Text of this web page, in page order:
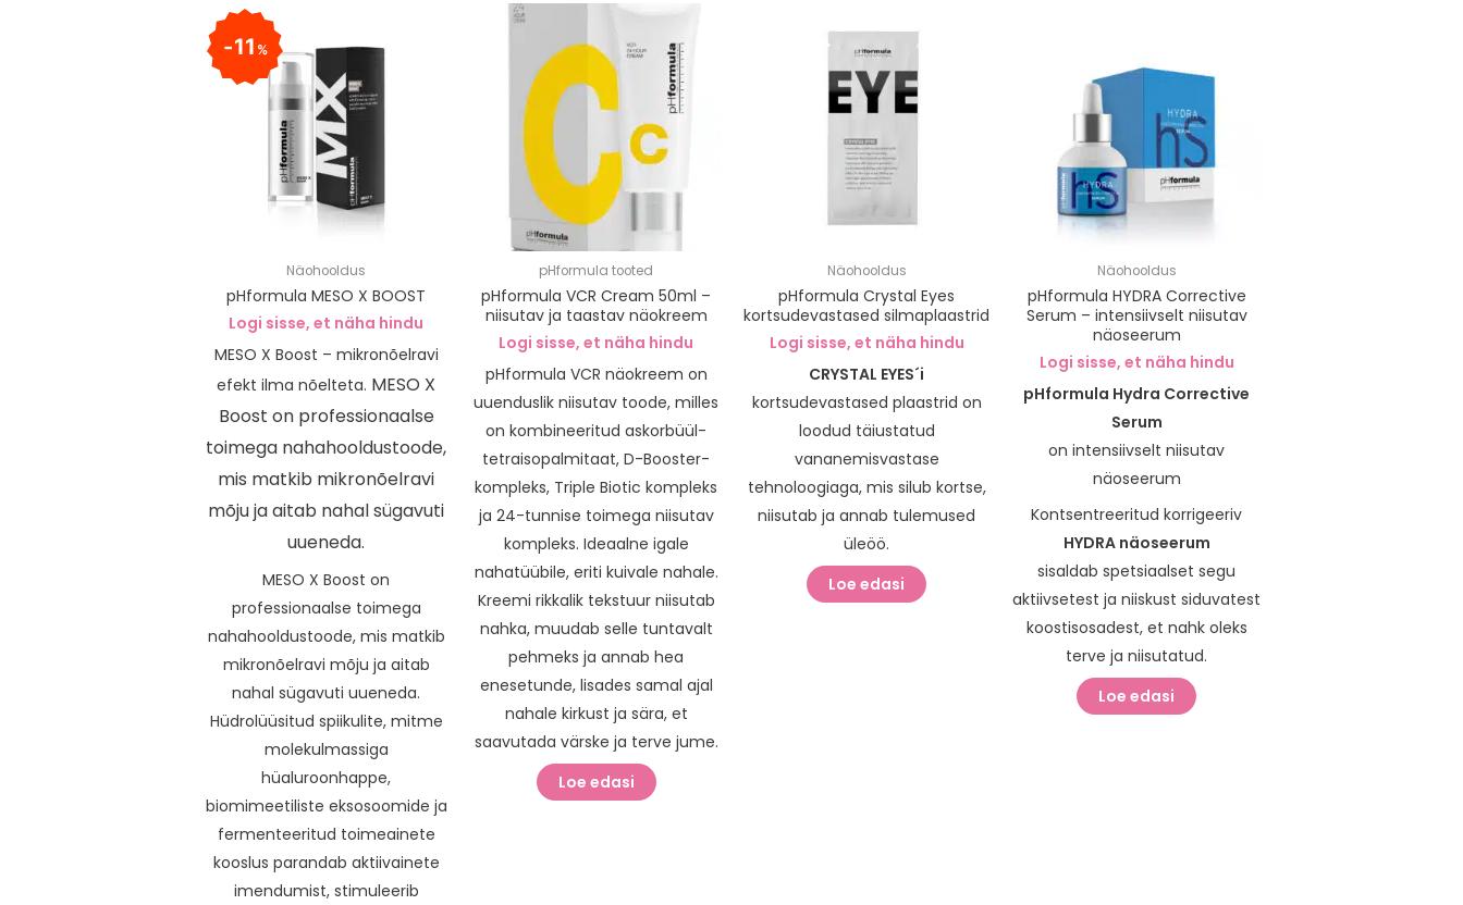
11%
Näohooldus
pHformula MESO X BOOST
Logi sisse, et näha hindu
MESO X Boost – mikronõelravi
efekt ilma nõelteta. MESO X
Boost on professionaalse
toimega nahahooldustoode,
mis matkib mikronõelravi
mõju ja aitab nahal sügavuti
uueneda.
MESO X Boost on
professionaalse toimega
nahahooldustoode, mis matkib
mikronõelravi mõju ja aitab
nahal sügavuti uueneda.
Hüdrolüüsitud spiikulite, mitme
molekulmassiga
hüaluroonhappe,
biomimeetiliste eksosoomide ja
fermenteeritud toimeainete
kooslus parandab aktiivainete
imendumist, stimuleerib
pHformula tooted
pHformula VCR Cream 50ml –
niisutav ja taastav näokreem
Logi sisse, et näha hindu
pHformula VCR näokreem on
uuenduslik niisutav toode, milles
on kombineeritud askorbüül-
tetraisopalmitaat, D-Booster-
kompleks, Triple Biotic kompleks
ja 24-tunnise toimega niisutav
kompleks. Ideaalne igale
nahatüübile, eriti kuivale nahale.
Kreemi rikkalik tekstuur niisutab
nahka, muudab selle tuntavalt
pehmeks ja annab hea
enesetunde, lisades samal ajal
nahale kirkust ja sära, et
saavutada värske ja terve jume.
Loe edasi
Näohooldus
pHformula Crystal Eyes
kortsudevastased silmaplaastrid
Logi sisse, et näha hindu
CRYSTAL EYES´i
kortsudevastased plaastrid on
loodud täiustatud
vananemisvastase
tehnoloogiaga, mis silub kortse,
niisutab ja annab tulemused
üleöö.
Loe edasi
Näohooldus
pHformula HYDRA Corrective
Serum – intensiivselt niisutav
näoseerum
Logi sisse, et näha hindu
pHformula Hydra Corrective
Serum
on intensiivselt niisutav
näoseerum
Kontsentreeritud korrigeeriv
HYDRA näoseerum
sisaldab spetsiaalset segu
aktiivsetest ja niiskust siduvatest
koostisosadest, et nahk oleks
terve ja niisutatud.
Loe edasi